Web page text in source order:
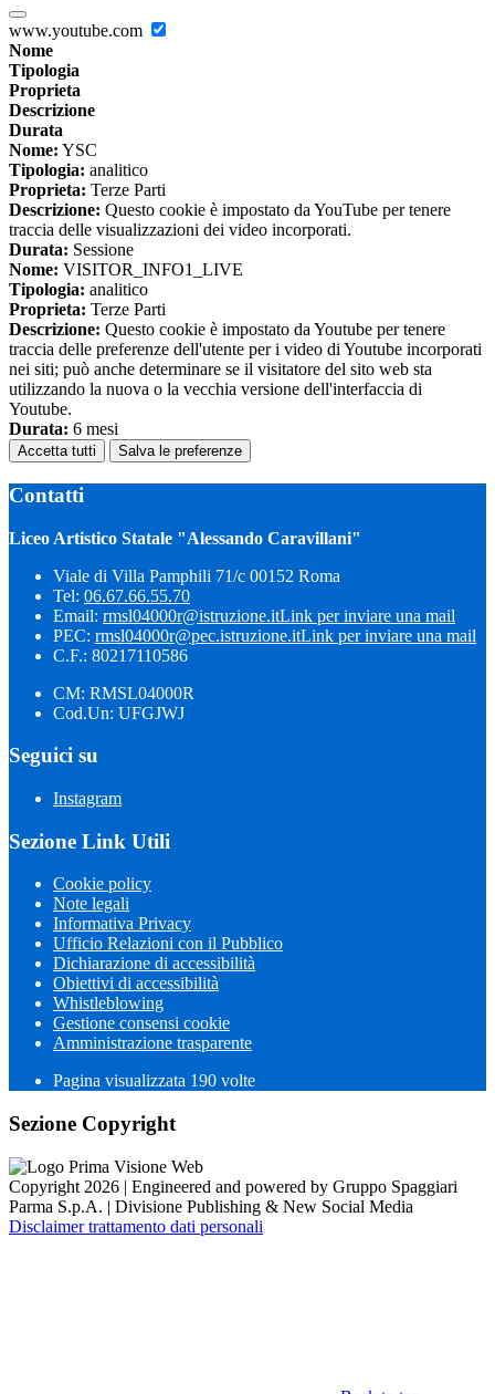
www.youtube.com
Nome
Tipologia
Proprieta
Descrizione
Durata
Nome: YSC
Tipologia: analitico
Proprieta: Terze Parti
Descrizione: Questo cookie è impostato da YouTube per tenere
traccia delle visualizzazioni dei video incorporati.
Durata: Sessione
Nome: VISITOR_INFO1_LIVE
Tipologia: analitico
Proprieta: Terze Parti
Descrizione: Questo cookie è impostato da Youtube per tenere
traccia delle preferenze dell'utente per i video di Youtube incorporati
nei siti; può anche determinare se il visitatore del sito web sta
utilizzando la nuova o la vecchia versione dell'interfaccia di
Youtube.
Durata: 6 mesi
Accetta tutti Salva le preferenze
Contatti
Liceo Artistico Statale "Alessando Caravillani"
Viale di Villa Pamphili 71/c 00152 Roma
Tel: 06.67.66.55.70
Email: rmsl04000r@istruzione.itLink per inviare una mail
PEC: rmsl04000r@pec.istruzione.itLink per inviare una mail
C.F.: 80217110586
CM: RMSL04000R
Cod.Un: UFGJWJ
Seguici su
Instagram
Sezione Link Utili
Cookie policy
Note legali
Informativa Privacy
Ufficio Relazioni con il Pubblico
Dichiarazione di accessibilità
Obiettivi di accessibilità
Whistleblowing
Gestione consensi cookie
Amministrazione trasparente
Pagina visualizzata 190 volte
Sezione Copyright
Copyright 2026 | Engineered and powered by Gruppo Spaggiari
Parma S.p.A. | Divisione Publishing & New Social Media
Disclaimer trattamento dati personali